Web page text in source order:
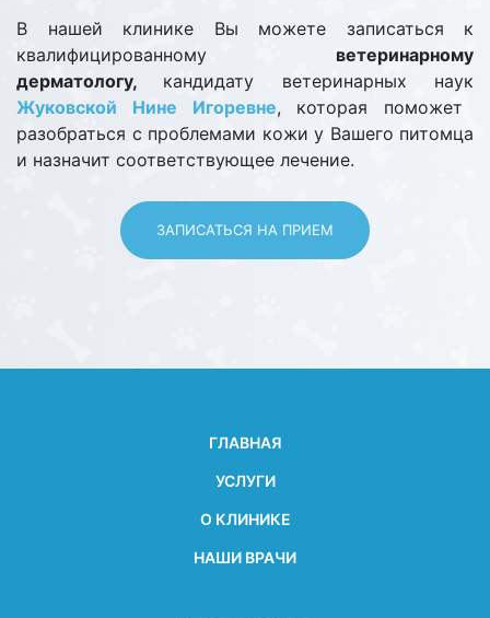
В нашей клинике Вы можете записаться к
квалифицированному ветеринарному
дерматологу, кандидату ветеринарных наук
Жуковской Нине Игоревне, которая поможет
разобраться с проблемами кожи у Вашего питомца
и назначит соответствующее лечение.
ЗАПИСАТЬСЯ НА ПРИЕМ
ГЛАВНАЯ
УСЛУГИ
О КЛИНИКЕ
НАШИ ВРАЧИ